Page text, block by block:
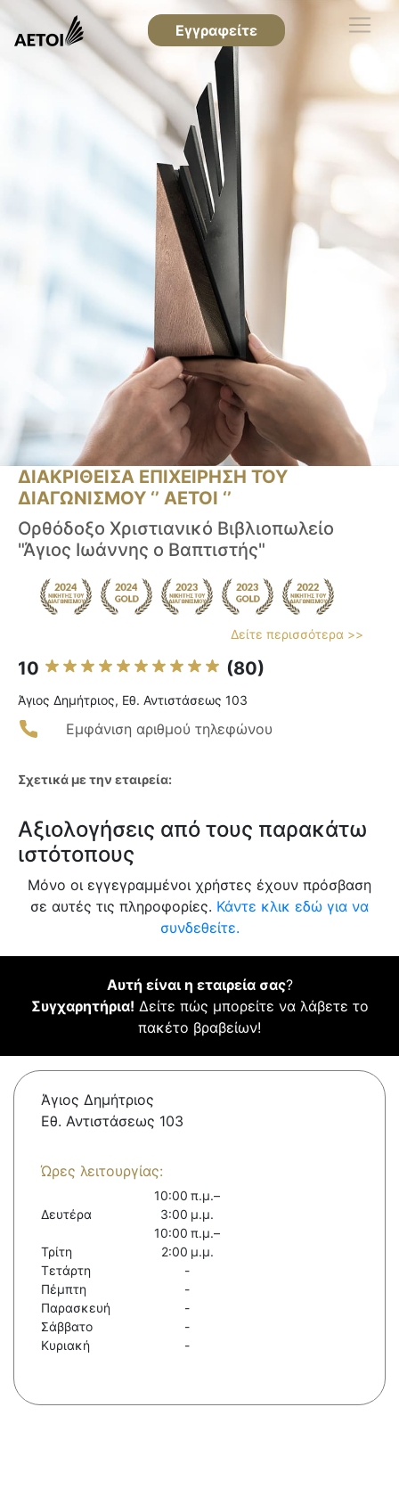
Εγγραφείτε
ΔΙΑΚΡΙΘΕΙΣΑ ΕΠΙΧΕΙΡΗΣΗ ΤΟΥ
ΔΙΑΓΩΝΙΣΜΟΥ ‘’ ΑΕΤΟΙ ‘’
Ορθόδοξο Χριστιανικό Βιβλιοπωλείο
"Άγιος Ιωάννης ο Βαπτιστής"
Δείτε περισσότερα >>
10 (80)
Άγιος Δημήτριος, Εθ. Αντιστάσεως 103
Εμφάνιση αριθμού τηλεφώνου
Σχετικά με την εταιρεία:
Αξιολογήσεις από τους παρακάτω
ιστότοπους
Μόνο οι εγγεγραμμένοι χρήστες έχουν πρόσβαση
σε αυτές τις πληροφορίες. Κάντε κλικ εδώ για να
συνδεθείτε.
Αυτή είναι η εταιρεία σας?
Συγχαρητήρια! Δείτε πώς μπορείτε να λάβετε το
πακέτο βραβείων!
Άγιος Δημήτριος
Εθ. Αντιστάσεως 103
Ώρες λειτουργίας:
Δευτέρα
10:00 π.μ.–
3:00 μ.μ.
Τρίτη
10:00 π.μ.–
2:00 μ.μ.
Τετάρτη
-
Πέμπτη
-
Παρασκευή
-
Σάββατο
-
Κυριακή
-